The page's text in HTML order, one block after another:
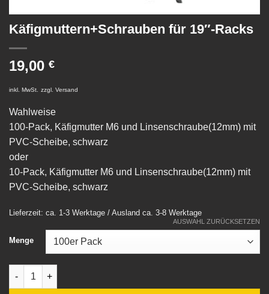
Käfigmuttern+Schrauben für 19″-Racks
19,00 €
inkl. MwSt. zzgl. Versand
Wahlweise
100-Pack, Käfigmutter M6 und Linsenschraube(12mm) mit
PVC-Scheibe, schwarz
oder
10-Pack, Käfigmutter M6 und Linsenschraube(12mm) mit
PVC-Scheibe, schwarz
Lieferzeit: ca. 1-3 Werktage / Ausland ca. 3-8 Werktage
Menge
AUSWAHL ZURÜCKSETZEN
Käfigmuttern+Schrauben für 19"-Racks Menge